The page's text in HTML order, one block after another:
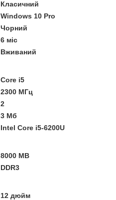
Класичний
Windows 10 Pro
Чорний
6 міс
Вживаний
Core i5
2300 МГц
2
3 Мб
Intel Core i5-6200U
8000 MB
DDR3
12 дюйм